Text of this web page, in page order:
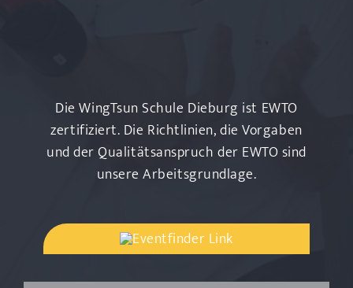
Die WingTsun Schule Dieburg ist EWTO
zertifiziert. Die Richtlinien, die Vorgaben
und der Qualitätsanspruch der EWTO sind
unsere Arbeitsgrundlage.